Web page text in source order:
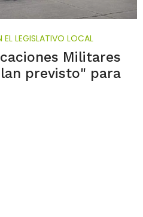
LEGISLATIVO LOCAL
Militares
previsto" para